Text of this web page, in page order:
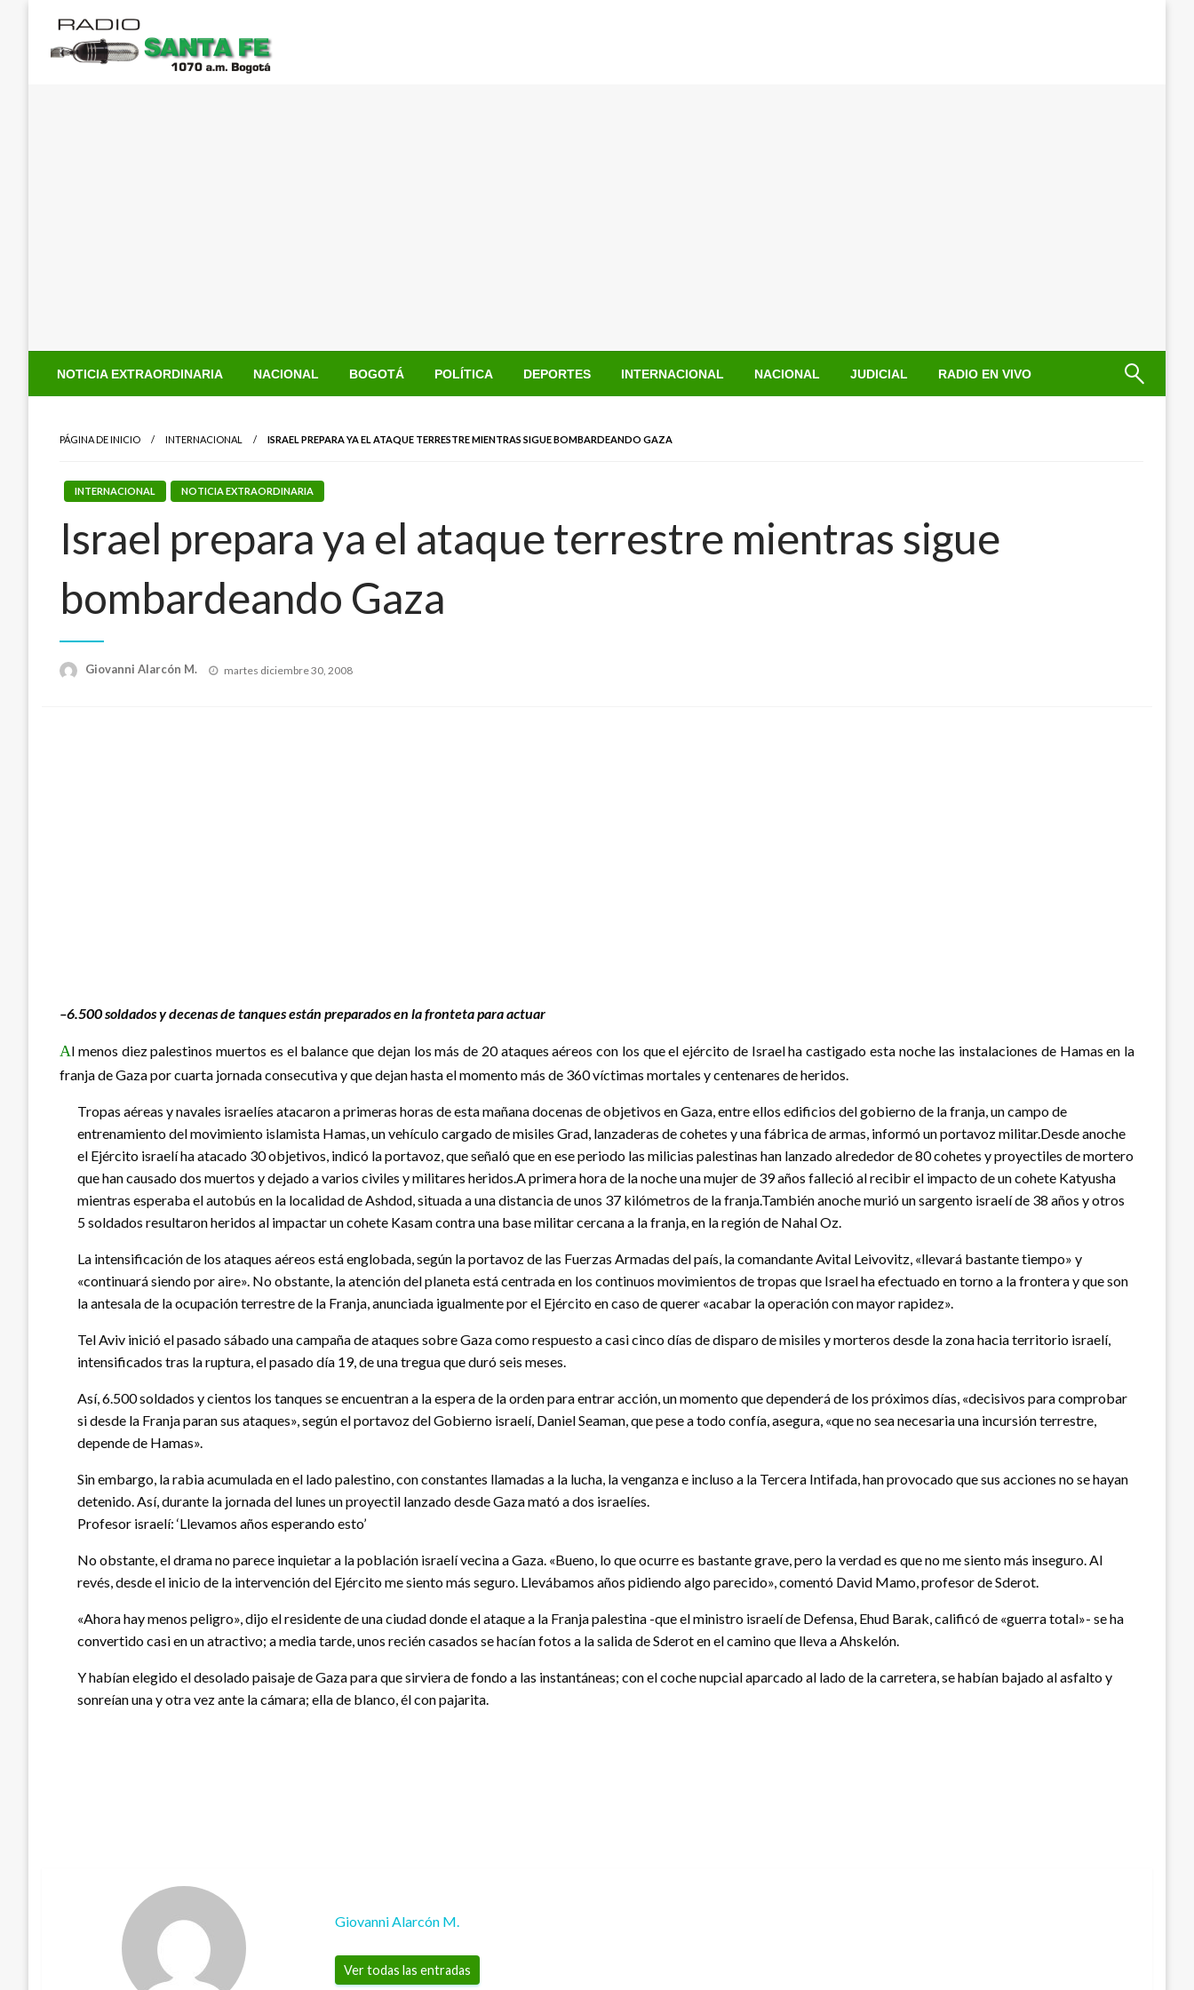
contenido
NOTICIA EXTRAORDINARIA NACIONAL BOGOTÁ POLÍTICA DEPORTES INTERNACIONAL NACIONAL JUDICIAL RADIO EN VIVO
PÁGINA DE INICIO INTERNACIONAL ISRAEL PREPARA YA EL ATAQUE TERRESTRE MIENTRAS SIGUE BOMBARDEANDO GAZA
INTERNACIONAL NOTICIA EXTRAORDINARIA
Israel prepara ya el ataque terrestre mientras sigue
bombardeando Gaza
Giovanni Alarcón M.
Publicado
martes diciembre 30, 2008
–6.500 soldados y decenas de tanques están preparados en la fronteta para actuar
Al menos diez palestinos muertos es el balance que dejan los más de 20 ataques aéreos con los que el ejército de Israel ha castigado esta noche las instalaciones de Hamas en la
franja de Gaza por cuarta jornada consecutiva y que dejan hasta el momento más de 360 víctimas mortales y centenares de heridos.
Tropas aéreas y navales israelíes atacaron a primeras horas de esta mañana docenas de objetivos en Gaza, entre ellos edificios del gobierno de la franja, un campo de
entrenamiento del movimiento islamista Hamas, un vehículo cargado de misiles Grad, lanzaderas de cohetes y una fábrica de armas, informó un portavoz militar.Desde anoche
el Ejército israelí ha atacado 30 objetivos, indicó la portavoz, que señaló que en ese periodo las milicias palestinas han lanzado alrededor de 80 cohetes y proyectiles de mortero
que han causado dos muertos y dejado a varios civiles y militares heridos.A primera hora de la noche una mujer de 39 años falleció al recibir el impacto de un cohete Katyusha
mientras esperaba el autobús en la localidad de Ashdod, situada a una distancia de unos 37 kilómetros de la franja.También anoche murió un sargento israelí de 38 años y otros
5 soldados resultaron heridos al impactar un cohete Kasam contra una base militar cercana a la franja, en la región de Nahal Oz.
La intensificación de los ataques aéreos está englobada, según la portavoz de las Fuerzas Armadas del país, la comandante Avital Leivovitz, «llevará bastante tiempo» y
«continuará siendo por aire». No obstante, la atención del planeta está centrada en los continuos movimientos de tropas que Israel ha efectuado en torno a la frontera y que son
la antesala de la ocupación terrestre de la Franja, anunciada igualmente por el Ejército en caso de querer «acabar la operación con mayor rapidez».
Tel Aviv inició el pasado sábado una campaña de ataques sobre Gaza como respuesto a casi cinco días de disparo de misiles y morteros desde la zona hacia territorio israelí,
intensificados tras la ruptura, el pasado día 19, de una tregua que duró seis meses.
Así, 6.500 soldados y cientos los tanques se encuentran a la espera de la orden para entrar acción, un momento que dependerá de los próximos días, «decisivos para comprobar
si desde la Franja paran sus ataques», según el portavoz del Gobierno israelí, Daniel Seaman, que pese a todo confía, asegura, «que no sea necesaria una incursión terrestre,
depende de Hamas».
Sin embargo, la rabia acumulada en el lado palestino, con constantes llamadas a la lucha, la venganza e incluso a la Tercera Intifada, han provocado que sus acciones no se hayan
detenido. Así, durante la jornada del lunes un proyectil lanzado desde Gaza mató a dos israelíes.
Profesor israelí: ‘Llevamos años esperando esto’
No obstante, el drama no parece inquietar a la población israelí vecina a Gaza. «Bueno, lo que ocurre es bastante grave, pero la verdad es que no me siento más inseguro. Al
revés, desde el inicio de la intervención del Ejército me siento más seguro. Llevábamos años pidiendo algo parecido», comentó David Mamo, profesor de Sderot.
«Ahora hay menos peligro», dijo el residente de una ciudad donde el ataque a la Franja palestina -que el ministro israelí de Defensa, Ehud Barak, calificó de «guerra total»- se ha
convertido casi en un atractivo; a media tarde, unos recién casados se hacían fotos a la salida de Sderot en el camino que lleva a Ahskelón.
Y habían elegido el desolado paisaje de Gaza para que sirviera de fondo a las instantáneas; con el coche nupcial aparcado al lado de la carretera, se habían bajado al asfalto y
sonreían una y otra vez ante la cámara; ella de blanco, él con pajarita.
Giovanni Alarcón M.
Ver todas las entradas